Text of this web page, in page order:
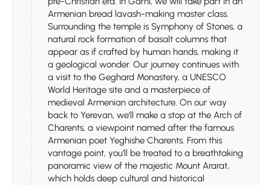
Armenian bread lavash-making master class.
Surrounding the temple is Symphony of Stones, a
natural rock formation of basalt columns that
appear as if crafted by human hands, making it
a geological wonder. Our journey continues with
a visit to the Geghard Monastery, a UNESCO
World Heritage site and a masterpiece of
medieval Armenian architecture. On our way
back to Yerevan, we’ll make a stop at the Arch of
Charents, a viewpoint named after the famous
Armenian poet Yeghishe Charents. From this
vantage point, you’ll be treated to a breathtaking
panoramic view of the majestic Mount Ararat,
which holds deep cultural and historical